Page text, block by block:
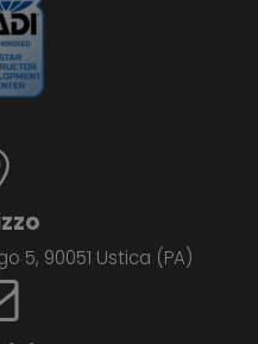
5, 90051 Ustica (PA)